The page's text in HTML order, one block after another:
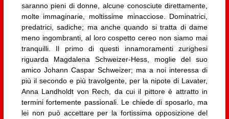
saranno pieni di donne, alcune conosciute direttamente,
molte immaginarie, moltissime minacciose. Dominatrici,
predatrici, sadiche; ma anche quando si tratta di dame
meno ingombranti, al loro cospetto cereo non siamo mai
tranquilli. Il primo di questi innamoramenti zurighesi
riguarda Magdalena Schweizer-Hess, moglie del suo
amico Johann Caspar Schweizer; ma a noi interessa di
più il secondo e più travolgente, per la nipote di Lavater,
Anna Landholdt von Rech, da cui il pittore è attratto in
termini fortemente passionali. Le chiede di sposarlo, ma
lei non può accettare per la fortissima opposizione del